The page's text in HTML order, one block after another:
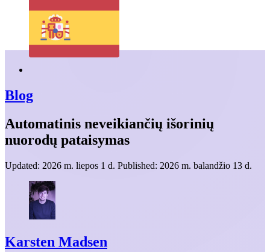
Blog
Automatinis neveikiančių išorinių
nuorodų pataisymas
Updated: 2026 m. liepos 1 d. Published: 2026 m. balandžio 13 d.
Karsten Madsen